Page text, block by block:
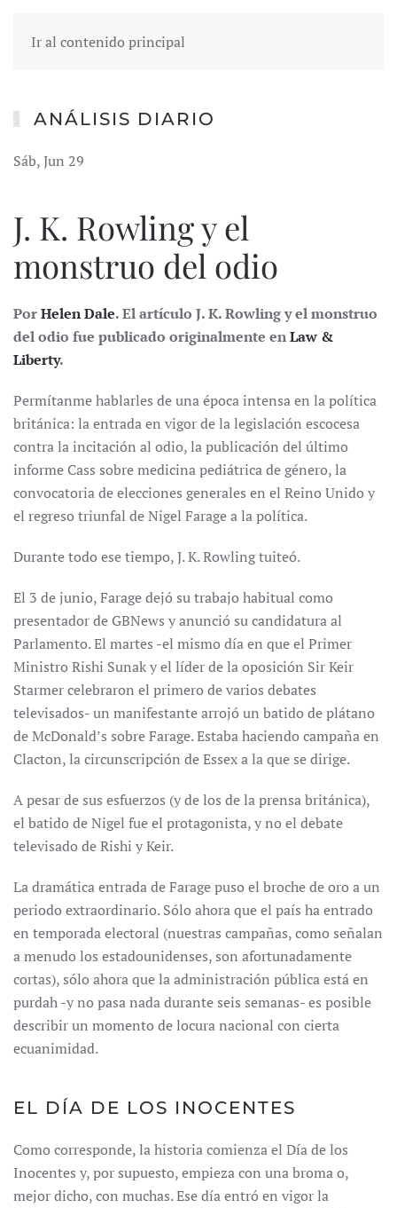
Ir al contenido principal
ANÁLISIS DIARIO
Sáb, Jun 29
J. K. Rowling y el
monstruo del odio
PorHelen Dale. El artículo J. K. Rowling y el monstruo
del odio fue publicado originalmente enLaw &
Liberty.
Permítanme hablarles de una época intensa en la política
británica: la entrada en vigor de la legislación escocesa
contra la incitación al odio, la publicación del último
informe Cass sobre medicina pediátrica de género, la
convocatoria de elecciones generales en el Reino Unido y
el regreso triunfal de Nigel Farage a la política.
Durante todo ese tiempo, J. K. Rowling tuiteó.
El 3 de junio, Farage dejó su trabajo habitual como
presentador de GBNews y anunció su candidatura al
Parlamento. El martes -el mismo día en que el Primer
Ministro Rishi Sunak y el líder de la oposición Sir Keir
Starmer celebraron el primero de varios debates
televisados- un manifestante arrojó un batido de plátano
de McDonald’s sobre Farage. Estaba haciendo campaña en
Clacton, la circunscripción de Essex a la que se dirige.
A pesar de sus esfuerzos (y de los de la prensa británica),
el batido de Nigel fue el protagonista, y no el debate
televisado de Rishi y Keir.
La dramática entrada de Farage puso el broche de oro a un
periodo extraordinario. Sólo ahora que el país ha entrado
en temporada electoral (nuestras campañas, como señalan
a menudo los estadounidenses, son afortunadamente
cortas), sólo ahora que la administración pública está en
purdah -y no pasa nada durante seis semanas- es posible
describir un momento de locura nacional con cierta
ecuanimidad.
EL DÍA DE LOS INOCENTES
Como corresponde, la historia comienza el Día de los
Inocentes y, por supuesto, empieza con una broma o,
mejor dicho, con muchas. Ese día entró en vigor la